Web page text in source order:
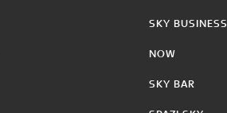
SKY BUSINESS
NOW
SKY BAR